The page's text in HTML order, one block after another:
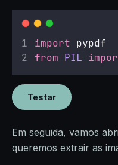
import pypdf
from PIL
Testar
Em seguida, vamos
queremos extrair as